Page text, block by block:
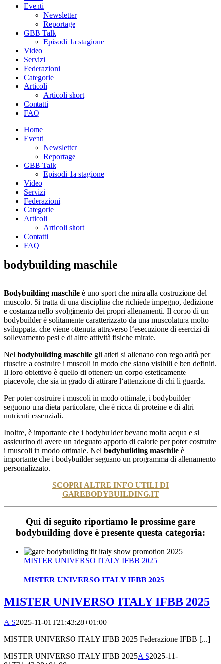
Eventi
Newsletter
Reportage
GBB Talk
Episodi 1a stagione
Video
Servizi
Federazioni
Categorie
Articoli
Articoli short
Contatti
FAQ
Home
Eventi
Newsletter
Reportage
GBB Talk
Episodi 1a stagione
Video
Servizi
Federazioni
Categorie
Articoli
Articoli short
Contatti
FAQ
bodybuilding maschile
Bodybuilding maschile è uno sport che mira alla costruzione del
muscolo. Si tratta di una disciplina che richiede impegno, dedizione
e costanza nello svolgimento dei propri allenamenti. Il corpo di un
bodybuilderè solitamente caratterizzato da una muscolatura molto
sviluppata, che viene ottenuta attraverso l‘esecuzione di esercizi di
sollevamento pesi e di altre attività fisiche mirate.
Nel bodybuilding maschile gli atleti si allenano con regolarità per
riuscire a costruire i muscoli in modo che siano visibili e ben definiti.
Il loro obiettivo è quello di ottenere un corpo esteticamente
piacevole, che sia in grado di attirare l‘attenzione di chi li guarda.
Perpotercostruire i muscoli in modo ottimale, i bodybuilder
seguono una dieta particolare, che è ricca di proteine e di altri
nutrienti essenziali.
Inoltre, è importante che i bodybuilderbevano molta acqua e si
assicurino di avere un adeguato apporto di calorie perpotercostruire
i muscoli in modo ottimale. Nel bodybuilding maschile è
importante che i bodybuilderseguano un programma di allenamento
personalizzato.
SCOPRI ALTRE INFO UTILI DI
GAREBODYBUILDING.IT
Qui di seguito riportiamo le prossime gare
bodybuilding dove è presente questa categoria:
MISTER UNIVERSO ITALY IFBB 2025
MISTER UNIVERSO ITALY IFBB 2025
MISTER UNIVERSO ITALY IFBB 2025
A S2025-11-01T21:43:28+01:00
MISTER UNIVERSO ITALY IFBB 2025 Federazione IFBB [...]
MISTER UNIVERSO ITALY IFBB 2025A S2025-11-